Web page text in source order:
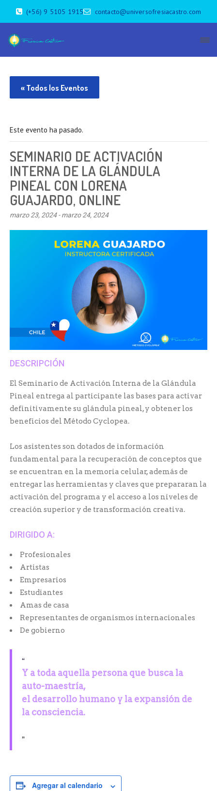
(+56) 9 5105 1915 contacto@universofresiacastro.com
« Todos los Eventos
Este evento ha pasado.
SEMINARIO DE ACTIVACIÓN
INTERNA DE LA GLÁNDULA
PINEAL CON LORENA
GUAJARDO, ONLINE
marzo 23, 2024-marzo 24, 2024
DESCRIPCIÓN
El Seminario de Activación Interna de la Glándula
Pineal entrega al participante las bases para activar
definitivamente su glándula pineal, y obtener los
beneficios del Método Cyclopea.
Los asistentes son dotados de información
fundamental para la recuperación de conceptos que
se encuentran en la memoria celular, además de
entregar las herramientas y claves que prepararan la
activación del programa y el acceso a los niveles de
creación superior y de transformación creativa.
DIRIGIDO A:
Profesionales
Artistas
Empresarios
Estudiantes
Amas de casa
Representantes de organismos internacionales
De gobierno
Y a toda aquella persona que busca la
auto-maestría,
el desarrollo humano y la expansión de
la consciencia.
Agregar al calendario